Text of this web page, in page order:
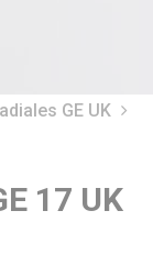
GE UK
17 UK